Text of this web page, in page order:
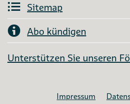
Sitemap
Abo kündigen
Unterstützen Sie unseren
Impressum